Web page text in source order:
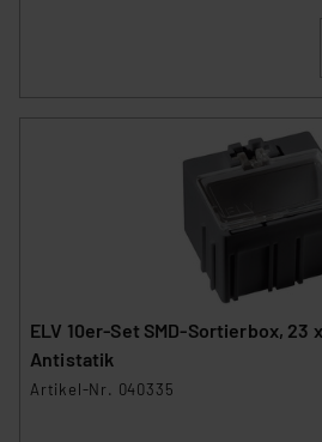
ELV 10er-Set SMD-Sortierbox, 23
Antistatik
Artikel-Nr. 040335